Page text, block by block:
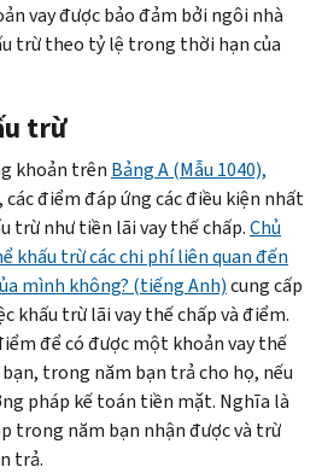
vay được bảo đảm bởi ngôi nhà
trừ theo tỷ lệ trong thời hạn của
trừ
khoản trên Bảng A (Mẫu 1040),
, các điểm đáp ứng các điều kiện nhất
trừ như tiền lãi vay thế chấp.Chủ
khấu trừ các chi phí liên quan đến
mình không? (tiếng Anh)cung cấp
khấu trừ lãi vay thế chấp và điểm.
để có được một khoản vay thế
trong năm bạn trả cho họ, nếu
pháp kế toán tiền mặt. Nghĩa là
trong năm bạn nhận được và trừ
trả.